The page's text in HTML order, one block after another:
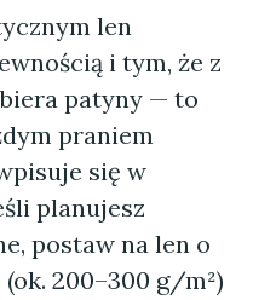
len
i tym, że z
patyny — to
praniem
się w
planujesz
postaw na len o
200–300 g/m²)